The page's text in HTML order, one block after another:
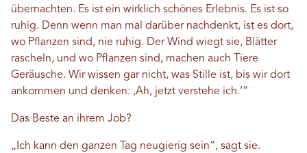
übernachten. Es ist ein wirklich schönes Erlebnis. Es ist so
ruhig. Denn wenn man mal darüber nachdenkt, ist es dort,
wo Pflanzen sind, nie ruhig. Der Wind wiegt sie, Blätter
rascheln, und wo Pflanzen sind, machen auch Tiere
Geräusche. Wir wissen gar nicht, was Stille ist, bis wir dort
ankommen und denken: ‚Ah, jetzt verstehe ich.‘“
Das Beste an ihrem Job?
„Ich kann den ganzen Tag neugierig sein“, sagt sie.